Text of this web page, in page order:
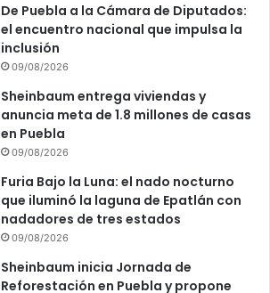
De Puebla a la Cámara de Diputados:
el encuentro nacional que impulsa la
inclusión
09/08/2026
Sheinbaum entrega viviendas y
anuncia meta de 1.8 millones de casas
en Puebla
09/08/2026
Furia Bajo la Luna: el nado nocturno
que iluminó la laguna de Epatlán con
nadadores de tres estados
09/08/2026
Sheinbaum inicia Jornada de
Reforestación en Puebla y propone